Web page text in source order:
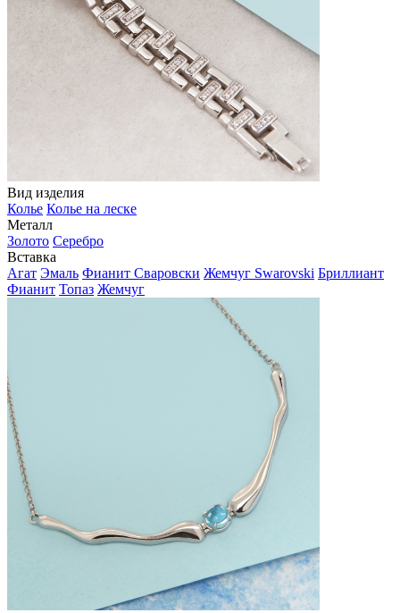
Вид изделия
Колье Колье на леске
Металл
Золото Серебро
Вставка
Агат Эмаль Фианит Сваровски Жемчуг Swarovski Бриллиант
Фианит Топаз Жемчуг